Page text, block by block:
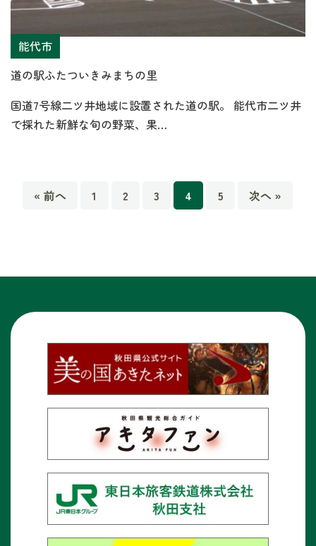
能代市
道の駅ふたついきみまちの里
国道7号線二ツ井地域に設置された道の駅。 能代市二ツ井
で採れた新鮮な旬の野菜、果…
« 前へ 1 2 3 4 5 次へ »